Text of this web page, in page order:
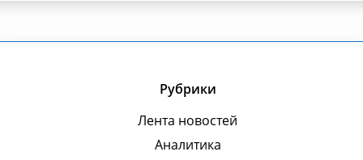
Рубрики
Лента новостей
Аналитика